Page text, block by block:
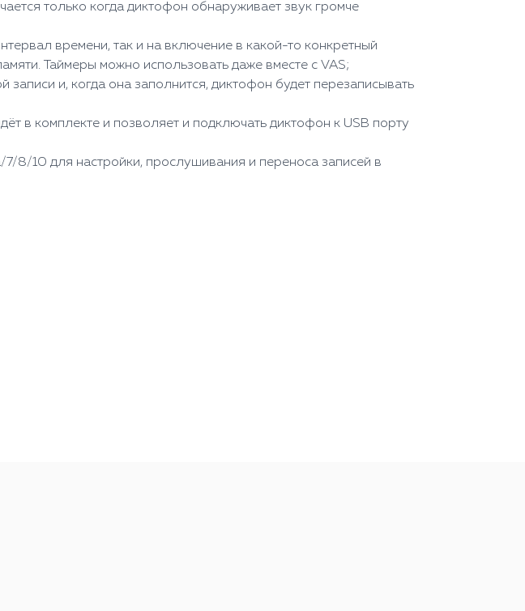
только когда диктофон обнаруживает звук громче
времени, так и на включение в какой-то конкретный
Таймеры можно использовать даже вместе с VAS;
и, когда она заполнится, диктофон будет перезаписывать
в комплекте и позволяет и подключать диктофон к USB порту
8/10 для настройки, прослушивания и переноса записей в